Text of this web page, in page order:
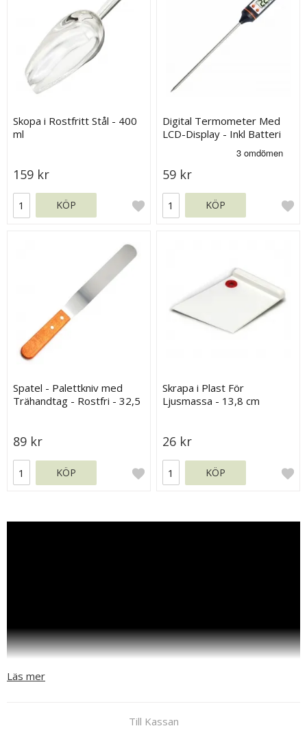
Skopa i Rostfritt Stål - 400
ml
159 kr
KÖP
Digital Termometer Med
LCD-Display - Inkl Batteri
59 kr
KÖP
Spatel - Palettkniv med
Trähandtag - Rostfri - 32,5
89 kr
KÖP
Skrapa i Plast För
Ljusmassa - 13,8 cm
26 kr
KÖP
Läs mer
Till Kassan